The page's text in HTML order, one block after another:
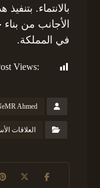
بالانتماء.
الأجانب من بناء
في المملكة.
Views:
Ahmed
العلاقات